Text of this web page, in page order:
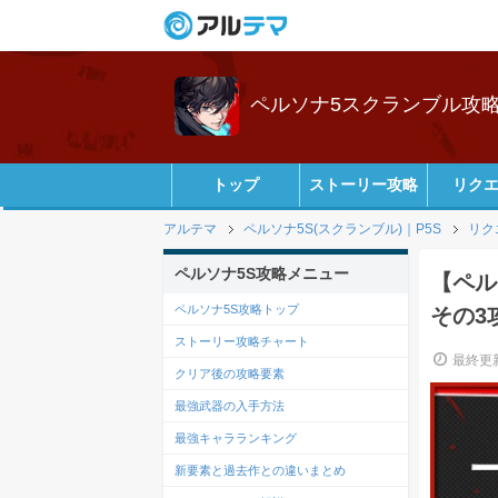
ペルソナ5スクランブル攻
トップ ストーリー攻略 リク
アルテマ ペルソナ5S(スクランブル)｜P5S リ
【ペ
その3
最終更
ペルソナ5S攻略メニュー
ペルソナ5S攻略トップ
ストーリー攻略チャート
クリア後の攻略要素
最強武器の入手方法
最強キャラランキング
新要素と過去作との違いまとめ